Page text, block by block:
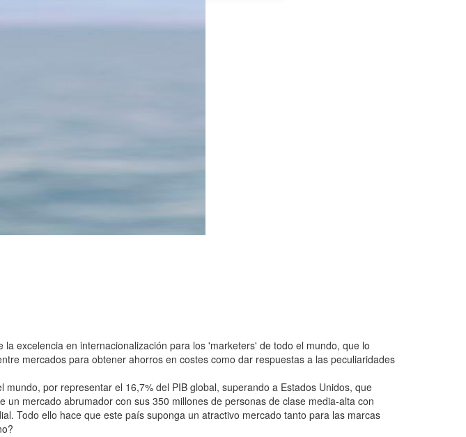
excelencia en internacionalización para los 'marketers' de todo el mundo, que lo
mercados para obtener ahorros en costes como dar respuestas a las peculiaridades
por representar el 16,7% del PIB global, superando a Estados Unidos, que
mercado abrumador con sus 350 millones de personas de clase media-alta con
Todo ello hace que este país suponga un atractivo mercado tanto para las marcas